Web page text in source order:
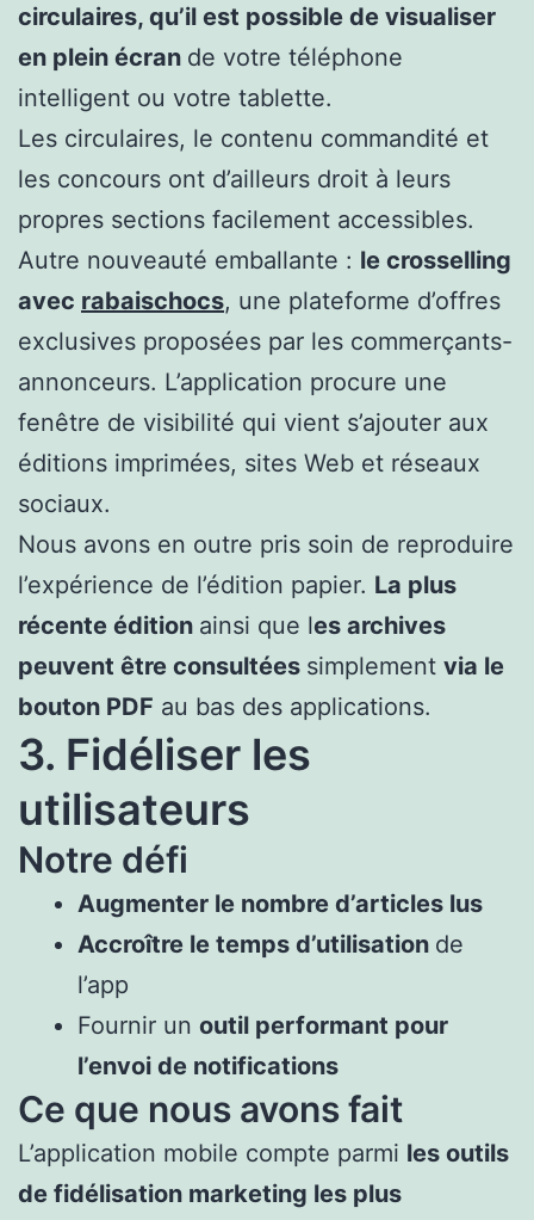
circulaires, qu’il est possible de visualiser
en plein écran de votre téléphone
intelligent ou votre tablette.
Les circulaires, le contenu commandité et
les concours ont d’ailleurs droit à leurs
propres sections facilement accessibles.
Autre nouveauté emballante : le crosselling
avec rabaischocs, une plateforme d’offres
exclusives proposées par les commerçants-
annonceurs. L’application procure une
fenêtre de visibilité qui vient s’ajouter aux
éditions imprimées, sites Web et réseaux
sociaux.
Nous avons en outre pris soin de reproduire
l’expérience de l’édition papier. La plus
récente édition ainsi que les archives
peuvent être consultées simplement via le
bouton PDF au bas des applications.
3. Fidéliser les
utilisateurs
Notre défi
Augmenter le nombre d’articles lus
Accroître le temps d’utilisation de
l’app
Fournir un outil performant pour
l’envoi de notifications
Ce que nous avons fait
L’application mobile compte parmi les outils
de fidélisation marketing les plus